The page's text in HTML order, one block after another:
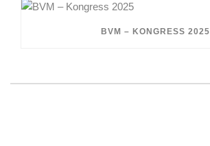
BVM – KONGRESS 2025